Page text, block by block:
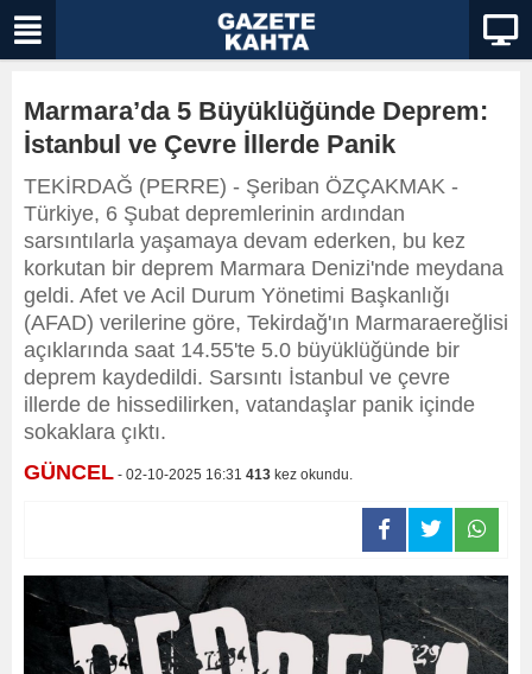
Marmara’da 5 Büyüklüğünde Deprem:
İstanbul ve Çevre İllerde Panik
TEKİRDAĞ (PERRE) - Şeriban ÖZÇAKMAK -
Türkiye, 6 Şubat depremlerinin ardından
sarsıntılarla yaşamaya devam ederken, bu kez
korkutan bir deprem Marmara Denizi'nde meydana
geldi. Afet ve Acil Durum Yönetimi Başkanlığı
(AFAD) verilerine göre, Tekirdağ'ın Marmaraereğlisi
açıklarında saat 14.55'te 5.0 büyüklüğünde bir
deprem kaydedildi. Sarsıntı İstanbul ve çevre
illerde de hissedilirken, vatandaşlar panik içinde
sokaklara çıktı.
GÜNCEL - 02-10-2025 16:31 413 kez okundu.